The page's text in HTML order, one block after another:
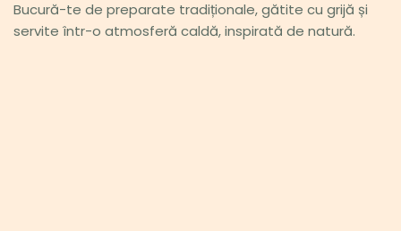
Bucură-te de preparate tradiționale, gătite cu grijă și
servite într-o atmosferă caldă, inspirată de natură.